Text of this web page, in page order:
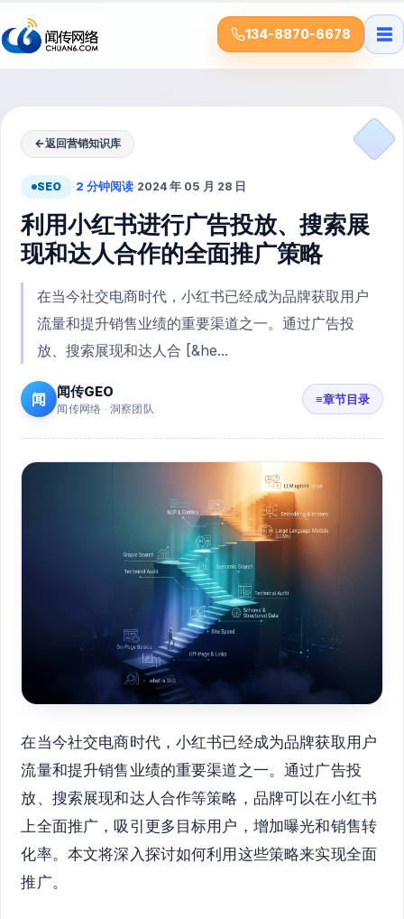
134-8870-6678 ☰
←返回营销知识库
SEO ·2 分钟阅读·2024 年 05 月 28 日
利用小红书进行广告投放、搜索展
现和达人合作的全面推广策略
在当今社交电商时代，小红书已经成为品牌获取用户
流量和提升销售业绩的重要渠道之一。通过广告投
放、搜索展现和达人合 [&he...
闻 闻传GEO
闻传网络 · 洞察团队
≡章节目录
在当今社交电商时代，小红书已经成为品牌获取用户
流量和提升销售业绩的重要渠道之一。通过广告投
放、搜索展现和达人合作等策略，品牌可以在小红书
上全面推广，吸引更多目标用户，增加曝光和销售转
化率。本文将深入探讨如何利用这些策略来实现全面
推广。